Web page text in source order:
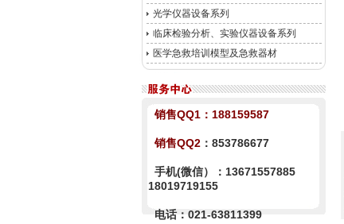
光学仪器设备系列
临床检验分析、实验仪器设备系列
医学急救培训模型及急救器材
销售QQ1： 188159587
销售QQ2 ：853786677
手机(微信）：13671557885
18019719155
电话：021-63811399